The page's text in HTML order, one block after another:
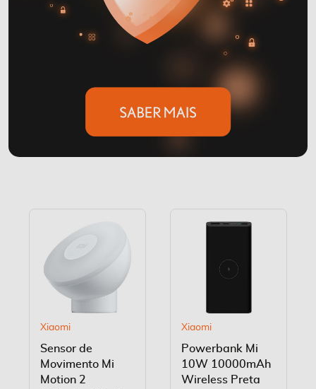
Xiaomi
Sensor de
Movimento Mi
Motion 2
Xiaomi
Powerbank Mi
10W 10000mAh
Wireless Preta